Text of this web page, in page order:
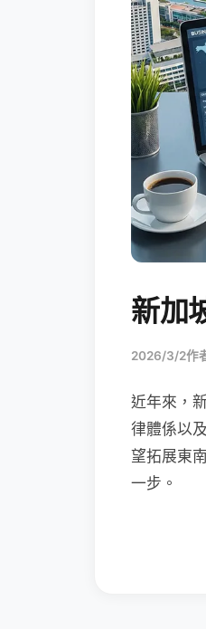
新加
2026/3/2作
近年來，
律體係以
望拓展東
一步。